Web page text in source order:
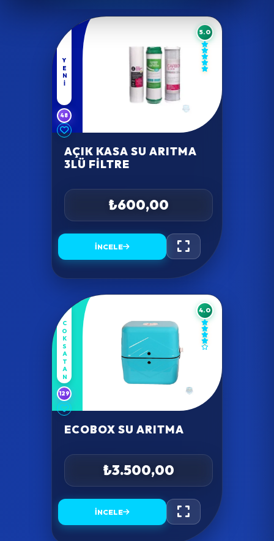
YENI
48
5.0
AÇIK KASA SU ARITMA
3LÜ FILTRE
₺600,00
İNCELE
COKSATAN
129
4.0
ECOBOX SU ARITMA
₺3.500,00
İNCELE